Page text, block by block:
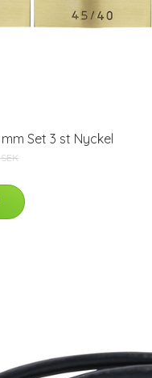
mm Set 3 st Nyckel